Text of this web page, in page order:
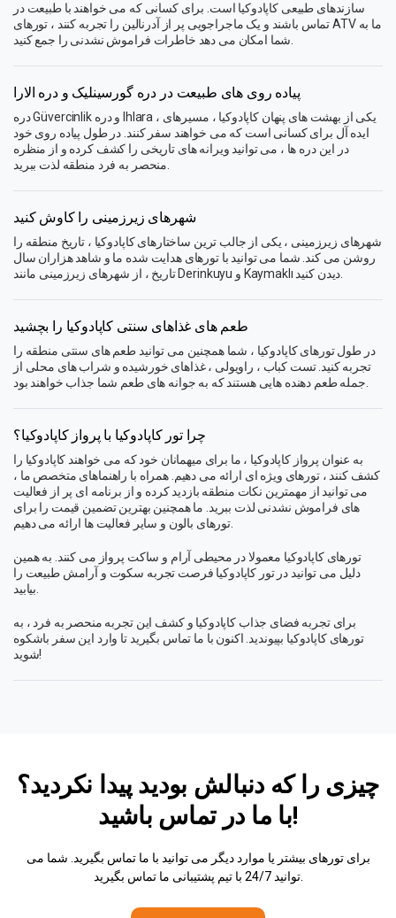
سازندهای طبیعی کاپادوکیا است. برای کسانی که می خواهند با طبیعت در
تماس باشند و یک ماجراجویی پر از آدرنالین را تجربه کنند ، تورهای ATV ما به
پیاده روی های طبیعت در دره گورسینلیک و دره الارا
دره Güvercinlik و دره Ihlara ، یکی از بهشت ​​های پنهان کاپادوکیا ، مسیرهای
ایده آل برای کسانی است که می خواهند سفر کنند. در طول پیاده روی خود
در این دره ها ، می توانید ویرانه های تاریخی را کشف کرده و از منظره
شهرهای زیرزمینی را کاوش کنید
شهرهای زیرزمینی ، یکی از جالب ترین ساختارهای کاپادوکیا ، تاریخ منطقه را
روشن می کند. شما می توانید با تورهای هدایت شده ما و شاهد هزاران سال
طعم های غذاهای سنتی کاپادوکیا را بچشید
در طول تورهای کاپادوکیا ، شما همچنین می توانید طعم های سنتی منطقه را
تجربه کنید. تست کباب ، راویولی ، غذاهای خورشیده و شراب های محلی از
چرا تور کاپادوکیا با پرواز کاپادوکیا؟
به عنوان پرواز کاپادوکیا ، ما برای میهمانان خود که می خواهند کاپادوکیا را
کشف کنند ، تورهای ویژه ای ارائه می دهیم. همراه با راهنماهای متخصص ما ،
می توانید از مهمترین نکات منطقه بازدید کرده و از برنامه ای پر از فعالیت
های فراموش نشدنی لذت ببرید. ما همچنین بهترین تضمین قیمت را برای
تورهای بالون و سایر فعالیت ها ارائه می دهیم.
تورهای کاپادوکیا معمولا در محیطی آرام و ساکت پرواز می کنند. به همین
دلیل می توانید در تور کاپادوکیا فرصت تجربه سکوت و آرامش طبیعت را
برای تجربه فضای جذاب کاپادوکیا و کشف این تجربه منحصر به فرد ، به
تورهای کاپادوکیا بپیوندید. اکنون با ما تماس بگیرید تا وارد این سفر باشکوه
شوید!
چیزی را که دنبالش بودید پیدا نکردید؟
با مادر تماس باشید!
برای تورهای بیشتر یا موارد دیگر می توانید با ما تماس بگیرید. شما می
توانید 24/7 با تیم پشتیبانی ما تماس بگیرید.